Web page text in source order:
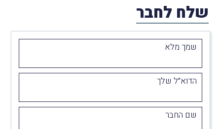
שלח לחבר
שמך מלא
הדוא״ל שלך
שם החבר